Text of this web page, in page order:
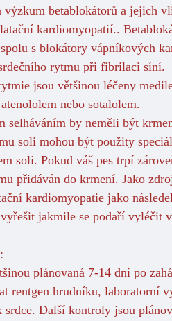
výzkum betablokátorů a jejich
kardiomyopatií..
s blokátory vápníkových
rytmu při fibrilaci síní.
jsou většinou léčeny
nebo sotalolem.
selháváním by neměli být
soli mohou být použity
soli. Pokud váš pes trpí
přidáván do krmení. Jako
kardiomyopatie jako
vyřešit jakmile se podaří vyléčit
plánovaná 7-14 dní po
rentgen hrudníku, laboratorní
srdce. Další kontroly jsou